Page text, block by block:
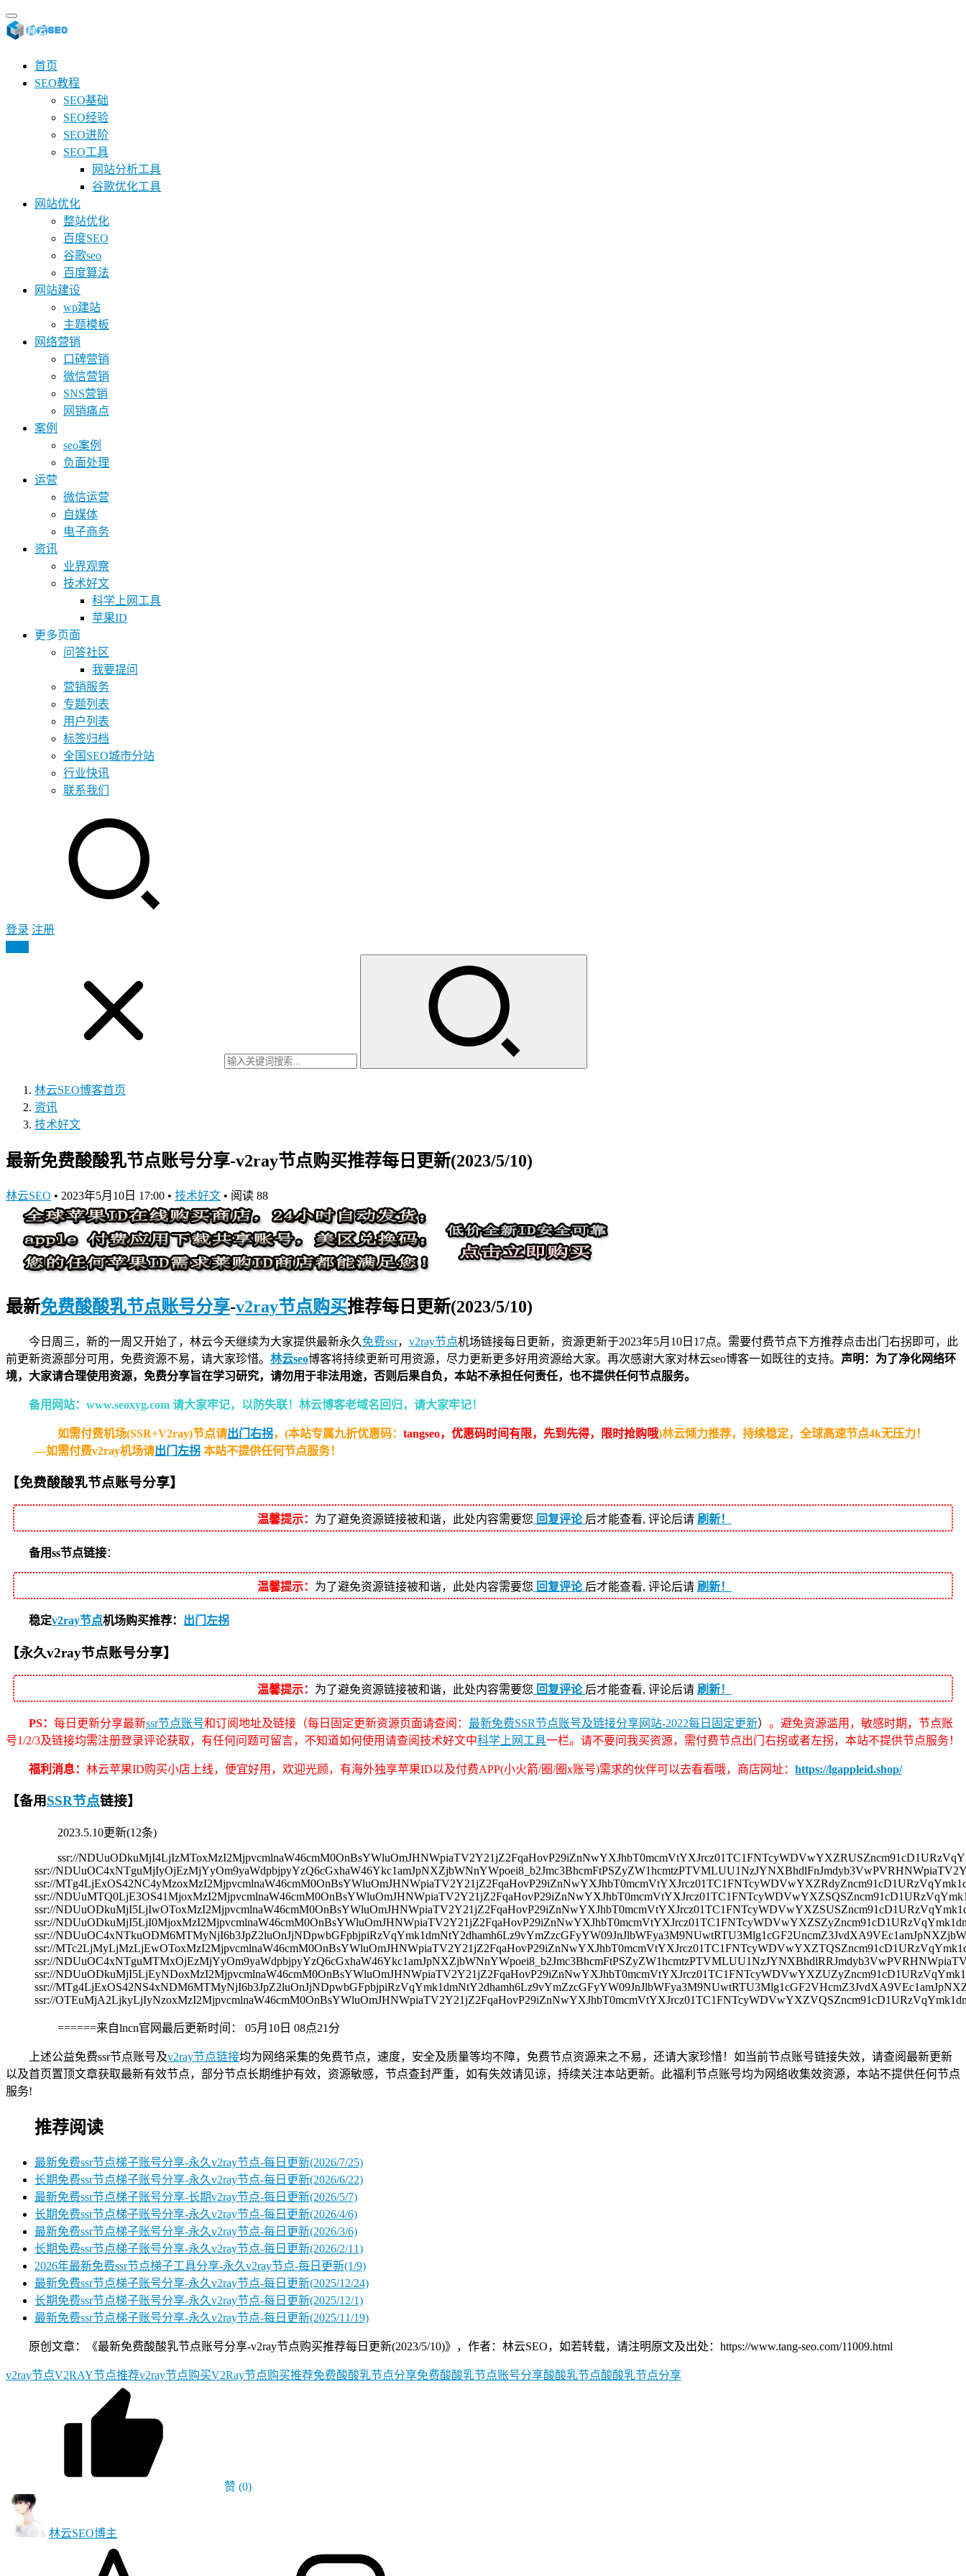
首页
SEO教程
SEO基础
SEO经验
SEO进阶
SEO工具
网站分析工具
谷歌优化工具
网站优化
整站优化
百度SEO
谷歌seo
百度算法
网站建设
wp建站
主题模板
网络营销
口碑营销
微信营销
SNS营销
网销痛点
案例
seo案例
负面处理
运营
微信运营
自媒体
电子商务
资讯
业界观察
技术好文
科学上网工具
苹果ID
更多页面
问答社区
我要提问
营销服务
专题列表
用户列表
标签归档
全国SEO城市分站
行业快讯
联系我们
登录 注册
林云SEO博客首页
资讯
技术好文
最新免费酸酸乳节点账号分享-v2ray节点购买推荐每日更新(2023/5/10)
林云SEO • 2023年5月10日 17:00 • 技术好文 • 阅读 88
最新免费酸酸乳节点账号分享-v2ray节点购买推荐每日更新(2023/5/10)
今日周三，新的一周又开始了，林云今天继续为大家提供最新永久 免费ssr， v2ray节点机场链接每日更新，资源更新于2023年5月10日17点。需要付费节点下方推荐点击出门右拐即可，此
前更新资源部分可用，免费资源不易，请大家珍惜。 林云seo博客将持续更新可用资源，尽力更新更多好用资源给大家。再次感谢大家对林云seo博客一如既往的支持。 声明：为了净化网络环
境，大家请合理使用资源，免费分享旨在学习研究，请勿用于非法用途，否则后果自负，本站不承担任何责任，也不提供任何节点服务。
备用网站：www.seoxyg.com 请大家牢记，以防失联！林云博客老域名回归，请大家牢记！
如需付费机场(SSR+V2ray)节点请出门右拐，(本站专属九折优惠码： tangseo，优惠码时间有限，先到先得，限时抢购哦)林云倾力推荐，持续稳定，全球高速节点4k无压力！
—如需付费v2ray机场请出门左拐 本站不提供任何节点服务！
【免费酸酸乳节点账号分享】
温馨提示： 为了避免资源链接被和谐，此处内容需要您 回复评论 后才能查看, 评论后请 刷新！
备用ss节点链接：
温馨提示： 为了避免资源链接被和谐，此处内容需要您 回复评论 后才能查看, 评论后请 刷新！
稳定v2ray节点机场购买推荐： 出门左拐
【永久v2ray节点账号分享】
温馨提示： 为了避免资源链接被和谐，此处内容需要您 回复评论 后才能查看, 评论后请 刷新！
PS： 每日更新分享最新ssr节点账号和订阅地址及链接（每日固定更新资源页面请查阅： 最新免费SSR节点账号及链接分享网站-2022每日固定更新） 。避免资源滥用，敏感时期，节点账
号1/2/3及链接均需注册登录评论获取，有任何问题可留言，不知道如何使用请查阅技术好文中科学上网工具一栏。请不要问我买资源，需付费节点出门右拐或者左拐，本站不提供节点服务！
福利消息： 林云苹果ID购买小店上线，便宜好用，欢迎光顾，有海外独享苹果ID以及付费APP(小火箭/圈/圈x账号)需求的伙伴可以去看看哦，商店网址： https://lgappleid.shop/
【备用SSR节点链接】
2023.5.10更新(12条)
ssr://
ssr://
ssr://
ssr://
ssr://
ssr://
ssr://
ssr://
ssr://
ssr://
ssr://
ssr://
======来自lncn官网最后更新时间： 05月10日 08点21分
上述公益免费ssr节点账号及v2ray节点链接均为网络采集的免费节点，速度，安全及质量等均不障，免费节点资源来之不易，还请大家珍惜！如当前节点账号链接失效，请查阅最新更新
以及首页置顶文章获取最新有效节点，部分节点长期维护有效，资源敏感，节点查封严重，如有失效请见谅，持续关注本站更新。此福利节点账号均为网络收集效资源，本站不提供任何节点
服务!
推荐阅读
最新免费ssr节点梯子账号分享-永久v2ray节点-每日更新(2026/7/25)
长期免费ssr节点梯子账号分享-永久v2ray节点-每日更新(2026/6/22)
最新免费ssr节点梯子账号分享-长期v2ray节点-每日更新(2026/5/7)
长期免费ssr节点梯子账号分享-永久v2ray节点-每日更新(2026/4/6)
最新免费ssr节点梯子账号分享-永久v2ray节点-每日更新(2026/3/6)
长期免费ssr节点梯子账号分享-永久v2ray节点-每日更新(2026/2/11)
2026年最新免费ssr节点梯子工具分享-永久v2ray节点-每日更新(1/9)
最新免费ssr节点梯子账号分享-永久v2ray节点-每日更新(2025/12/24)
长期免费ssr节点梯子账号分享-永久v2ray节点-每日更新(2025/12/1)
最新免费ssr节点梯子账号分享-永久v2ray节点-每日更新(2025/11/19)
原创文章：《最新免费酸酸乳节点账号分享-v2ray节点购买推荐每日更新(2023/5/10)》，作者：林云SEO，如若转载，请注明原文及出处：https://www.tang-seo.com/11009.html
v2ray节点V2RAY节点推荐v2ray节点购买V2Ray节点购买推荐免费酸酸乳节点分享免费酸酸乳节点账号分享酸酸乳节点酸酸乳节点分享
赞 (0)
林云SEO博主